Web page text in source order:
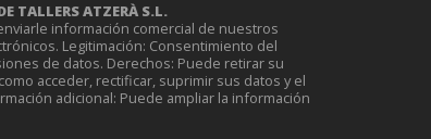
TALLERS ATZERÀ S.L.
información comercial de nuestros
Legitimación: Consentimiento del
de datos. Derechos: Puede retirar su
acceder, rectificar, suprimir sus datos y el
adicional: Puede ampliar la información